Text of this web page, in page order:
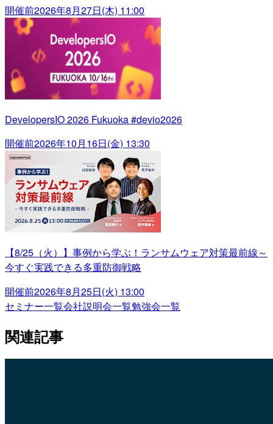
開催前2026年8月27日(木) 11:00
DevelopersIO 2026 Fukuoka #devio2026
開催前2026年10月16日(金) 13:30
【8/25（火）】事例から学ぶ！ランサムウェア対策最前線～
今すぐ実践できる多重防御戦略
開催前2026年8月25日(火) 13:00
セミナー一覧会社説明会一覧勉強会一覧
関連記事